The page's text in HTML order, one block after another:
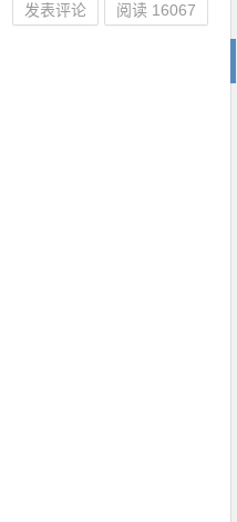
发表评论 阅读 16067